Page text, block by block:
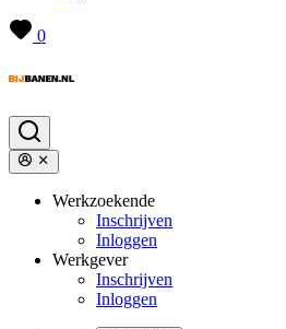
0
Werkzoekende
Inschrijven
Inloggen
Werkgever
Inschrijven
Inloggen